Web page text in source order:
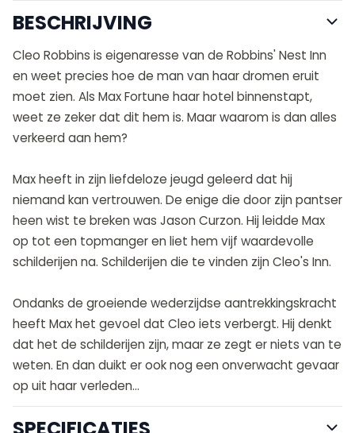
BESCHRIJVING
Cleo Robbins is eigenaresse van de Robbins' Nest Inn
en weet precies hoe de man van haar dromen eruit
moet zien. Als Max Fortune haar hotel binnenstapt,
weet ze zeker dat dit hem is. Maar waarom is dan alles
verkeerd aan hem?
Max heeft in zijn liefdeloze jeugd geleerd dat hij
niemand kan vertrouwen. De enige die door zijn pantser
heen wist te breken was Jason Curzon. Hij leidde Max
op tot een topmanger en liet hem vijf waardevolle
schilderijen na. Schilderijen die te vinden zijn Cleo's Inn.
Ondanks de groeiende wederzijdse aantrekkingskracht
heeft Max het gevoel dat Cleo iets verbergt. Hij denkt
dat het de schilderijen zijn, maar ze zegt er niets van te
weten. En dan duikt er ook nog een onverwacht gevaar
op uit haar verleden...